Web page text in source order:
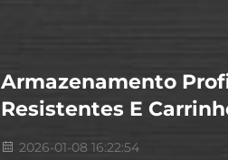
Armazenamento
Resistentes E
2026-01-08 16:22:54